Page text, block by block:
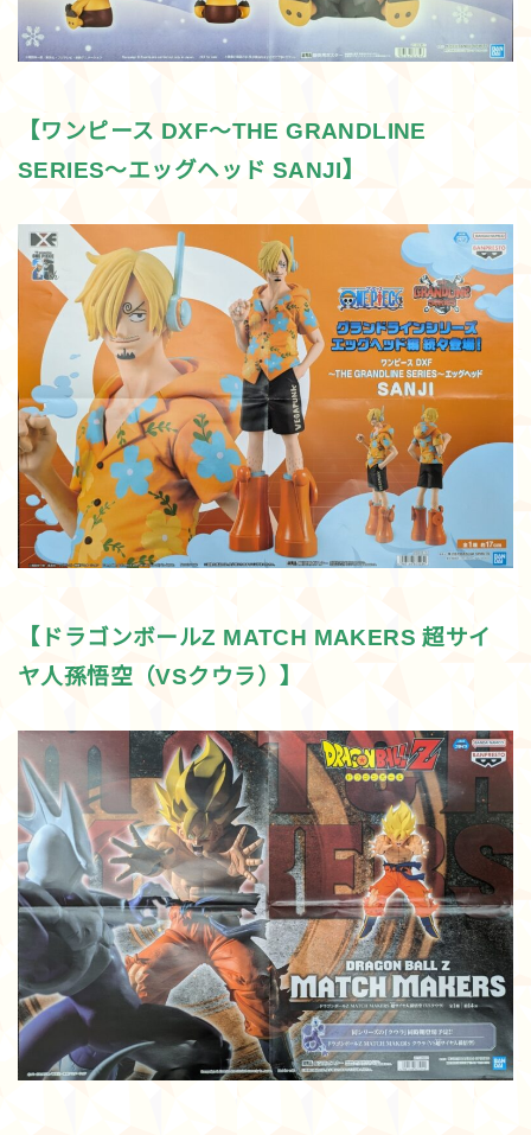
【ワンピース DXF～THE GRANDLINE
SERIES～エッグヘッド SANJI】
【ドラゴンボールZ MATCH MAKERS 超サイ
ヤ人孫悟空（VSクウラ）】